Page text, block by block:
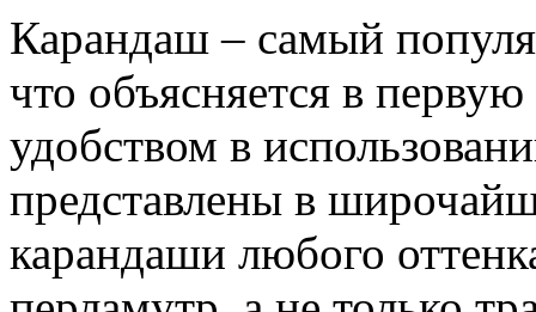
Карандаш – самый
что объясняется в
удобством в
представлены в
карандаши любого